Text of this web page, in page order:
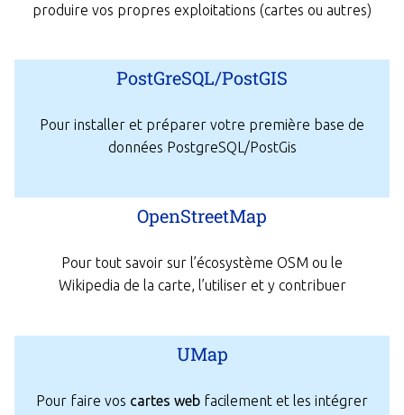
produire vos propres exploitations (cartes ou autres)
PostGreSQL/PostGIS
Pour installer et préparer votre première base de
données PostgreSQL/PostGis​
OpenStreetMap
Pour tout savoir sur l’écosystème OSM ou le
Wikipedia de la carte, l’utiliser et y contribuer
UMap
Pour faire vos cartes web facilement et les intégrer